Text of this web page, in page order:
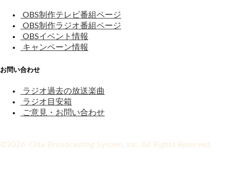
OBS制作テレビ番組ページ
OBS制作ラジオ番組ページ
OBSイベント情報
キャンペーン情報
お問い合わせ
ラジオ過去の放送楽曲
ラジオ目安箱
ご意見・お問い合わせ
©2026 Oita Broadcasting System, Inc. All Rights Reserved.